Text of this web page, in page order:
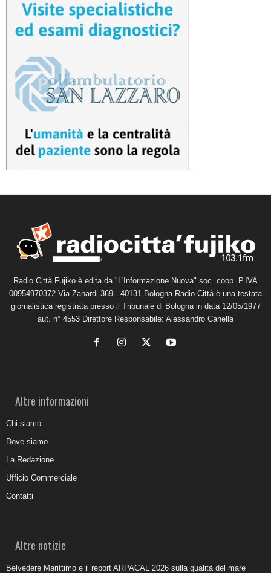
Radio Città Fujiko è edita da "L'Informazione Nuova" soc. coop. P.IVA
00954970372 Via Zanardi 369 - 40131 Bologna Radio Città è una testata
giornalistica registrata presso il Tribunale di Bologna in data 12/05/1977
aut. n° 4553 Direttore Responsabile: Alessandro Canella
Altre informazioni
Chi siamo
Dove siamo
La Redazione
Ufficio Commerciale
Contatti
Altre notizie
Belvedere Marittimo e il report ARPACAL 2026 sulla qualità del mare